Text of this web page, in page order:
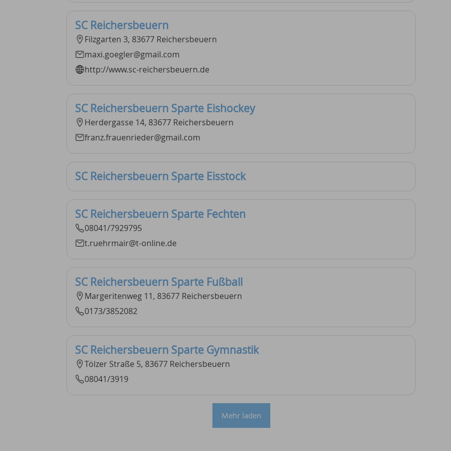
SC Reichersbeuern
Filzgarten 3, 83677 Reichersbeuern
maxi.goegler@gmail.com
http://www.sc-reichersbeuern.de
SC Reichersbeuern Sparte Eishockey
Herdergasse 14, 83677 Reichersbeuern
franz.frauenrieder@gmail.com
SC Reichersbeuern Sparte Eisstock
SC Reichersbeuern Sparte Fechten
08041/7929795
t.ruehrmair@t-online.de
SC Reichersbeuern Sparte Fußball
Margeritenweg 11, 83677 Reichersbeuern
0173/3852082
SC Reichersbeuern Sparte Gymnastik
Tölzer Straße 5, 83677 Reichersbeuern
08041/3919
Mehr laden